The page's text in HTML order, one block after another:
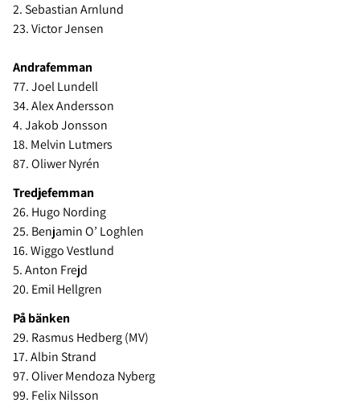
2. Sebastian Arnlund
23. Victor Jensen
Andrafemman
77. Joel Lundell
34. Alex Andersson
4. Jakob Jonsson
18. Melvin Lutmers
87. Oliwer Nyrén
Tredjefemman
26. Hugo Nording
25. Benjamin O’ Loghlen
16. Wiggo Vestlund
5. Anton Frejd
20. Emil Hellgren
På bänken
29. Rasmus Hedberg (MV)
17. Albin Strand
97. Oliver Mendoza Nyberg
99. Felix Nilsson